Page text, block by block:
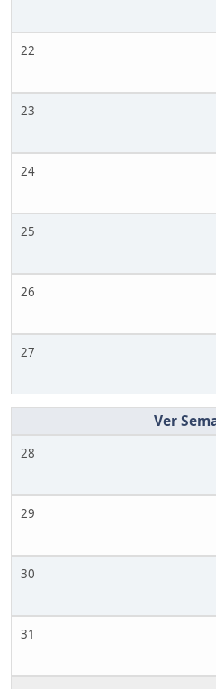
22
23
24
25
26
27
28
29
30
31